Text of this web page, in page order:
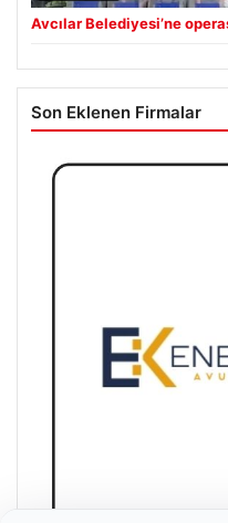
Avcılar Belediyesi’ne
Son Eklenen Firmalar